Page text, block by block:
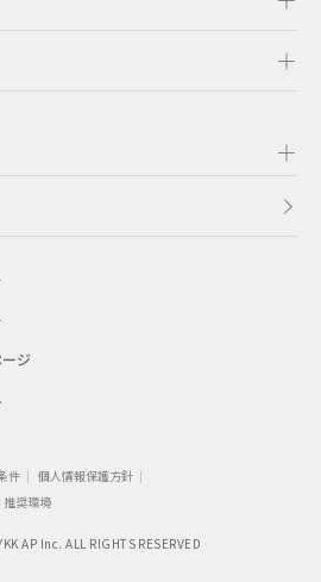
ジ
件
個人情報保護方針
推奨環境
AP Inc. ALL RIGHTS RESERVED